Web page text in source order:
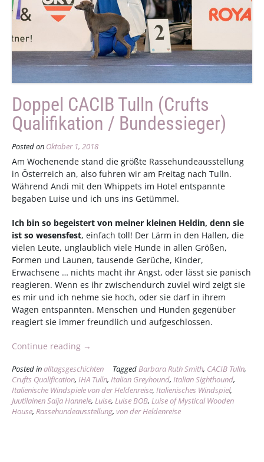
Doppel CACIB Tulln (Crufts
Qualifikation / Bundessieger)
Posted on Oktober 1, 2018
Am Wochenende stand die größte Rassehundeausstellung
in Österreich an, also fuhren wir am Freitag nach Tulln.
Während Andi mit den Whippets im Hotel entspannte
begaben Luise und ich uns ins Getümmel.
Ich bin so begeistert von meiner kleinen Heldin, denn sie
ist so wesensfest, einfach toll! Der Lärm in den Hallen, die
vielen Leute, unglaublich viele Hunde in allen Größen,
Formen und Launen, tausende Gerüche, Kinder,
Erwachsene … nichts macht ihr Angst, oder lässt sie panisch
reagieren. Wenn es ihr zwischendurch zuviel wird zeigt sie
es mir und ich nehme sie hoch, oder sie darf in ihrem
Wagen entspannten. Menschen und Hunden gegenüber
reagiert sie immer freundlich und aufgeschlossen.
Continue reading „Doppel
Tulln
(Crufts
Qualifikation
/
Bundessieger)“
→
Posted inalltagsgeschichten TaggedBarbara Ruth Smith, CACIB Tulln,
Crufts Qualification, IHA Tulln, Italian Greyhound, Italian Sighthound,
Italienische Windspiele von der Heldenreise, Italienisches Windspiel,
Juutilainen Saija Hannele, Luise, Luise BOB, Luise of Mystical Wooden
House, Rassehundeausstellung, von der Heldenreise